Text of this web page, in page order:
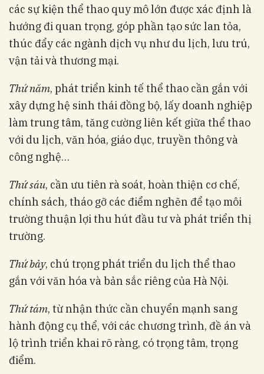
các sự kiện thể thao quy mô lớn được xác định là
hướng đi quan trọng, góp phần tạo sức lan tỏa,
thúc đẩy các ngành dịch vụ như du lịch, lưu trú,
vận tải và thương mại.
Thứ năm, phát triển kinh tế thể thao cần gắn với
xây dựng hệ sinh thái đồng bộ, lấy doanh nghiệp
làm trung tâm, tăng cường liên kết giữa thể thao
với du lịch, văn hóa, giáo dục, truyền thông và
công nghệ…
Thứ sáu, cần ưu tiên rà soát, hoàn thiện cơ chế,
chính sách, tháo gỡ các điểm nghẽn để tạo môi
trường thuận lợi thu hút đầu tư và phát triển thị
trường.
Thứ bảy, chú trọng phát triển du lịch thể thao
gắn với văn hóa và bản sắc riêng của Hà Nội.
Thứ tám, từ nhận thức cần chuyển mạnh sang
hành động cụ thể, với các chương trình, đề án và
lộ trình triển khai rõ ràng, có trọng tâm, trọng
điểm.